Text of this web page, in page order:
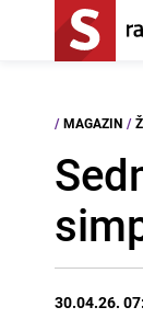
/ MAGAZIN /
30.04.26.